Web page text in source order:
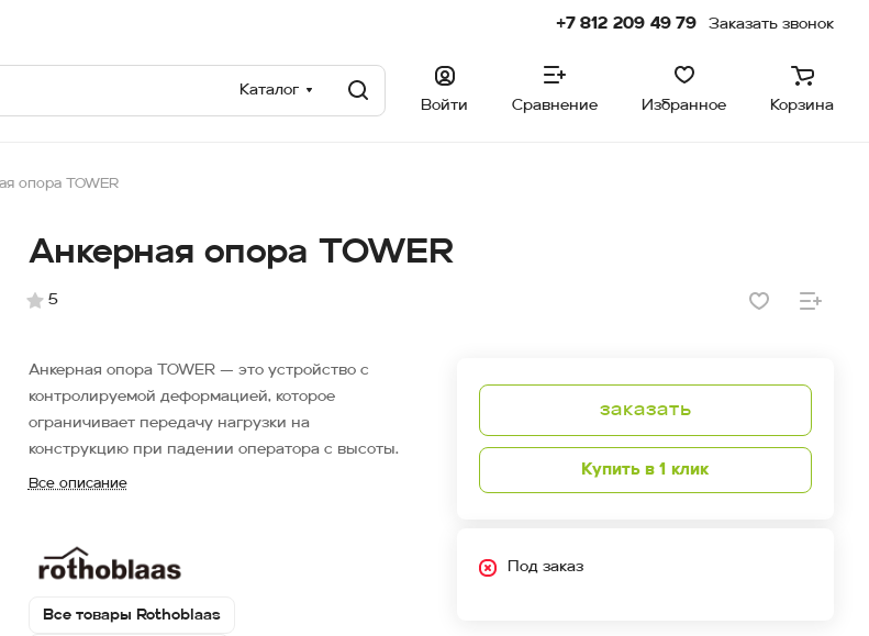
+7 812 209 49 79 Заказать звонок
Каталог
Войти
Сравнение Избранное Корзина
опора TOWER
Анкерная опора TOWER
5
Анкерная опора TOWER — это устройство с
контролируемой деформацией, которое
ограничивает передачу нагрузки на
конструкцию при падении оператора с высоты.
Все описание
Все товары Rothoblaas
заказать
Купить в 1 клик
Под заказ